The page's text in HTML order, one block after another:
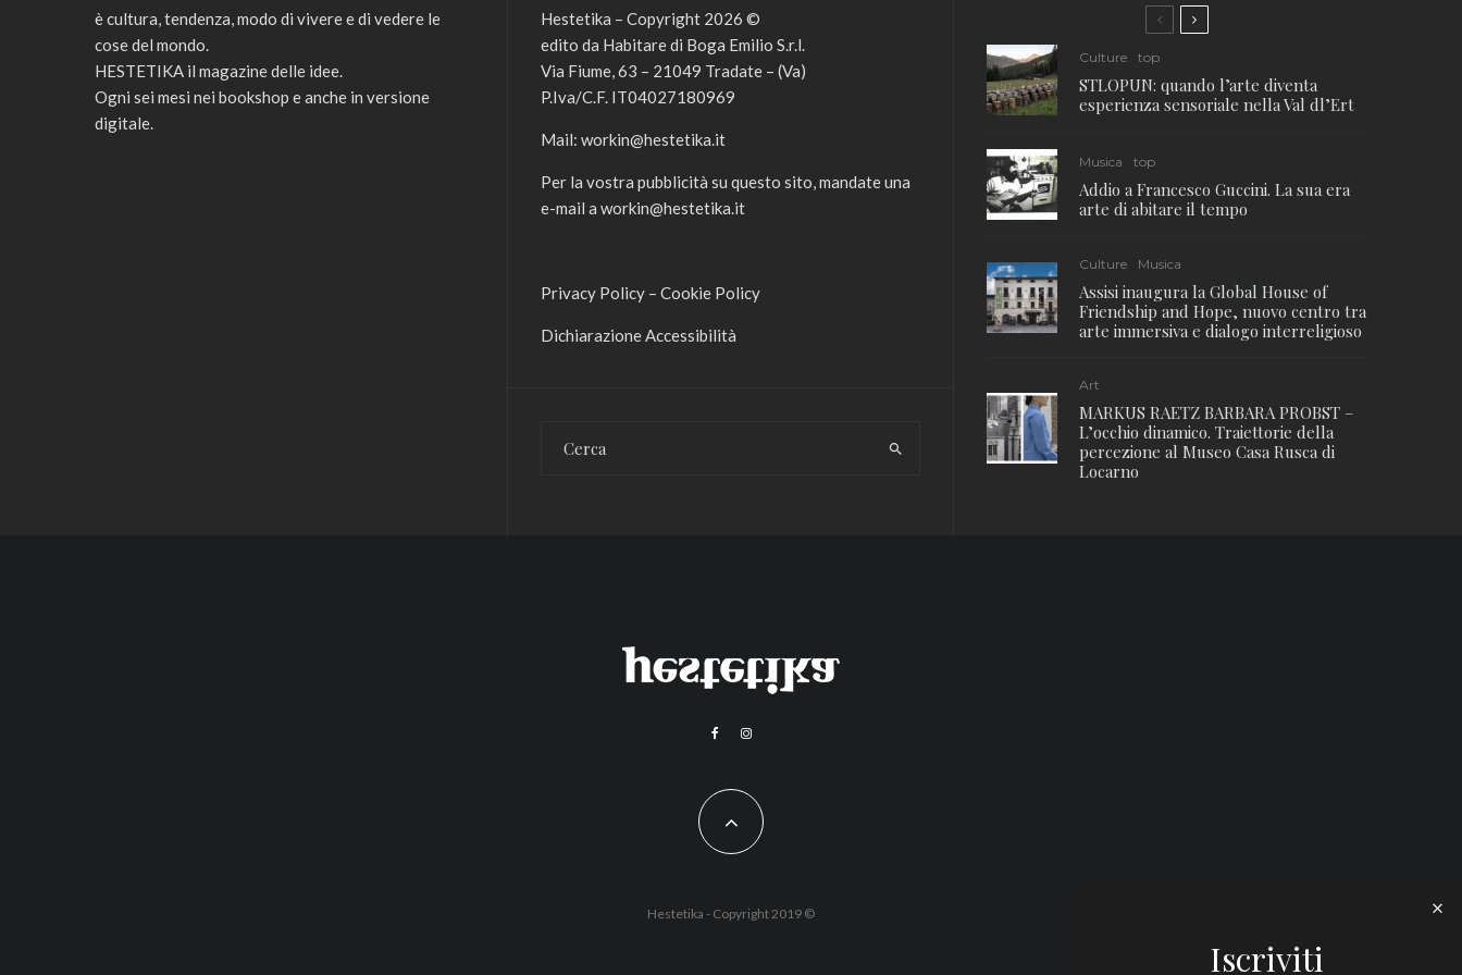
è cultura, tendenza, modo di vivere e di vedere le
cose del mondo.
HESTETIKA il magazine delle idee.
Ogni sei mesi nei bookshop e anche in versione
digitale.
Hestetika – Copyright 2026 ©
edito da Habitare di Boga Emilio S.r.l.
Via Fiume, 63 – 21049 Tradate – (Va)
P.Iva/C.F. IT04027180969
Mail: workin@hestetika.it
Per la vostra pubblicità su questo sito, mandate una
e-mail a workin@hestetika.it
Privacy Policy – Cookie Policy
Dichiarazione Accessibilità
Culture top
STLOPUN: quando l’arte diventa
esperienza sensoriale nella Val dl’Ert
Musica top
Addio a Francesco Guccini. La sua era
arte di abitare il tempo
Culture Musica
Assisi inaugura la Global House of
Friendship and Hope, nuovo centro tra
arte immersiva e dialogo interreligioso
Art
MARKUS RAETZ BARBARA PROBST –
L’occhio dinamico. Traiettorie della
percezione al Museo Casa Rusca di
Locarno
Hestetika - Copyright 2019 ©
Iscriviti